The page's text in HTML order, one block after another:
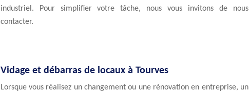
industriel. Pour simplifier votre tâche, nous vous invitons de nous
contacter.
Vidage et débarras de locaux à Tourves
Lorsque vous réalisez un changement ou une rénovation en entreprise, un